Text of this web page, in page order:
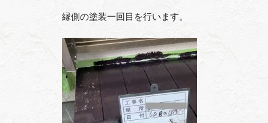
縁側の塗装一回目を行います。